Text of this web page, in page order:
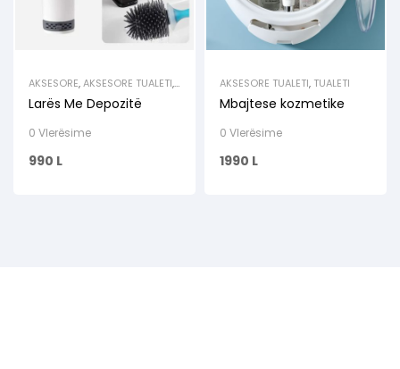
AKSESORE,AKSESORE TUALETI,
HIGJENA
TUALETI
Larës Me Depozitë
0 Vlerësime
990 L
AKSESORE TUALETI, TUALETI
Mbajtese kozmetike
0 Vlerësime
1990 L